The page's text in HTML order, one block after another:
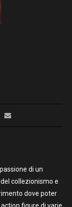
di un
collezionismo e
dove poter
figure di varie